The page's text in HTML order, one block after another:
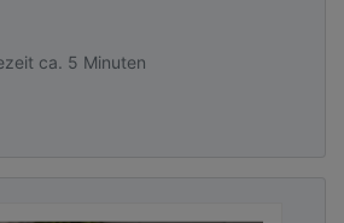
ca. 5 Minuten